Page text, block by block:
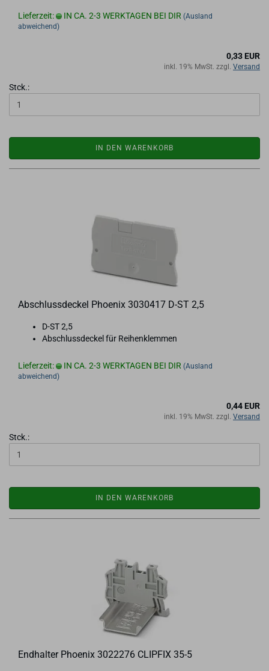
Lieferzeit: IN CA. 2-3 WERKTAGEN BEI DIR (Ausland
abweichend)
0,33 EUR
inkl. 19% MwSt. zzgl. Versand
Stck.:
IN DEN WARENKORB
Ab­schluss­de­ckel Phoe­nix 3030417 D-ST 2,5
D-ST 2,5
Ab­schluss­de­ckel für Rei­hen­klem­men
Lieferzeit: IN CA. 2-3 WERKTAGEN BEI DIR (Ausland
abweichend)
0,44 EUR
inkl. 19% MwSt. zzgl. Versand
Stck.:
IN DEN WARENKORB
End­hal­ter Phoe­nix 3022276 CLIP­FIX 35-5